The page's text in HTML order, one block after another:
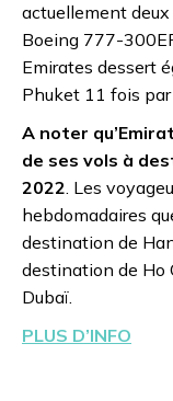
actuellement
Boeing 777-
Emirates dessert
Phuket 11 fois
A noter
de ses vols à
2022. Les
hebdomadaires
destination de
destination de Ho
Dubaï.
PLUS D’INFO